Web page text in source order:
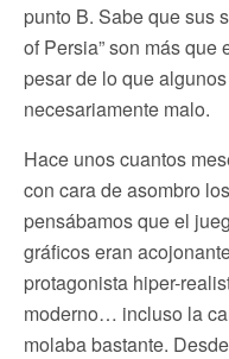
punto B. Sabe que sus
of Persia” son más que
pesar de lo que
necesariamente malo.
Hace unos cuantos
con cara de asombro
pensábamos que el
gráficos eran
protagonista hiper-
moderno… incluso la
molaba bastante.